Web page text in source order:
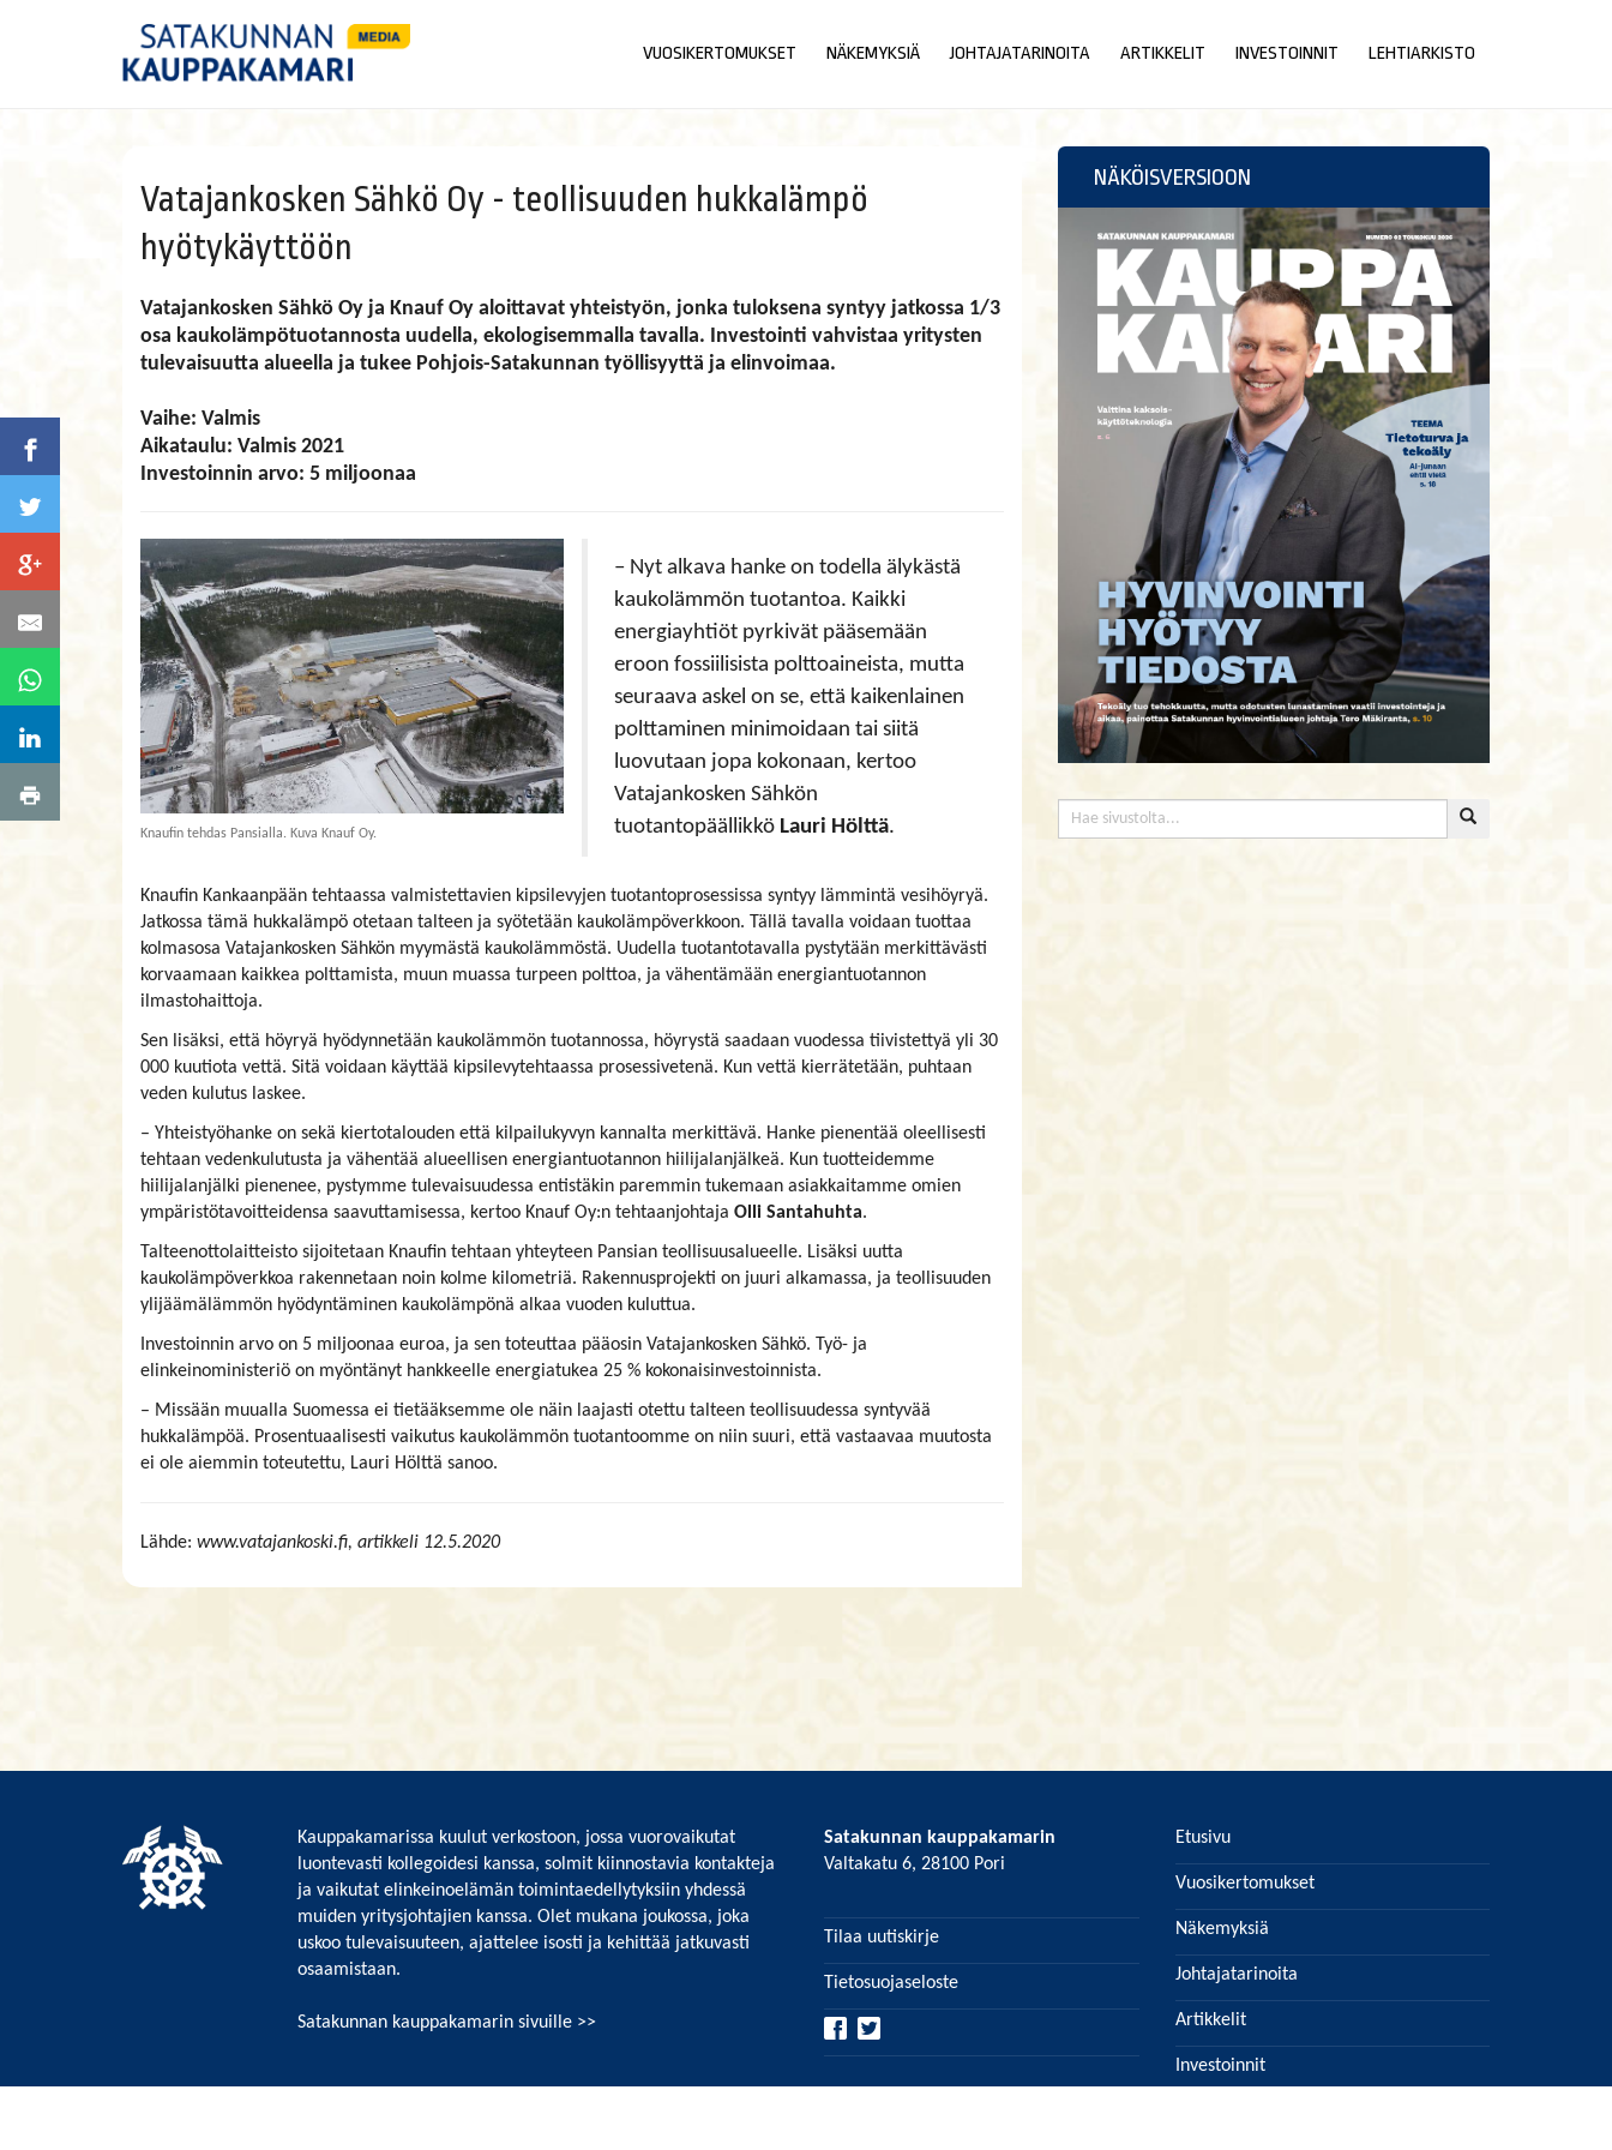
VUOSIKERTOMUKSET NÄKEMYKSIÄ JOHTAJATARINOITA ARTIKKELIT INVESTOINNIT LEHTIARKISTO
Vatajankosken Sähkö Oy - teollisuuden hukkalämpö
hyötykäyttöön
Vatajankosken Sähkö Oy ja Knauf Oy aloittavat yhteistyön, jonka tuloksena syntyy jatkossa 1/3
osa kaukolämpötuotannosta uudella, ekologisemmalla tavalla. Investointi vahvistaa yritysten
tulevaisuutta alueella ja tukee Pohjois-Satakunnan työllisyyttä ja elinvoimaa.
Vaihe: Valmis
Aikataulu: Valmis 2021
Investoinnin arvo: 5 miljoonaa
Knaufin tehdas Pansialla. Kuva Knauf Oy.
– Nyt alkava hanke on todella älykästä
kaukolämmön tuotantoa. Kaikki
energiayhtiöt pyrkivät pääsemään
eroon fossiilisista polttoaineista, mutta
seuraava askel on se, että kaikenlainen
polttaminen minimoidaan tai siitä
luovutaan jopa kokonaan, kertoo
Vatajankosken Sähkön
tuotantopäällikkö Lauri Hölttä.
Knaufin Kankaanpään tehtaassa valmistettavien kipsilevyjen tuotantoprosessissa syntyy lämmintä vesihöyryä.
Jatkossa tämä hukkalämpö otetaan talteen ja syötetään kaukolämpöverkkoon. Tällä tavalla voidaan tuottaa
kolmasosa Vatajankosken Sähkön myymästä kaukolämmöstä. Uudella tuotantotavalla pystytään merkittävästi
korvaamaan kaikkea polttamista, muun muassa turpeen polttoa, ja vähentämään energiantuotannon
ilmastohaittoja.
Sen lisäksi, että höyryä hyödynnetään kaukolämmön tuotannossa, höyrystä saadaan vuodessa tiivistettyä yli 30
000 kuutiota vettä. Sitä voidaan käyttää kipsilevytehtaassa prosessivetenä. Kun vettä kierrätetään, puhtaan
veden kulutus laskee.
– Yhteistyöhanke on sekä kiertotalouden että kilpailukyvyn kannalta merkittävä. Hanke pienentää oleellisesti
tehtaan vedenkulutusta ja vähentää alueellisen energiantuotannon hiilijalanjälkeä. Kun tuotteidemme
hiilijalanjälki pienenee, pystymme tulevaisuudessa entistäkin paremmin tukemaan asiakkaitamme omien
ympäristötavoitteidensa saavuttamisessa, kertoo Knauf Oy:n tehtaanjohtaja Olli Santahuhta.
Talteenottolaitteisto sijoitetaan Knaufin tehtaan yhteyteen Pansian teollisuusalueelle. Lisäksi uutta
kaukolämpöverkkoa rakennetaan noin kolme kilometriä. Rakennusprojekti on juuri alkamassa, ja teollisuuden
ylijäämälämmön hyödyntäminen kaukolämpönä alkaa vuoden kuluttua.
Investoinnin arvo on 5 miljoonaa euroa, ja sen toteuttaa pääosin Vatajankosken Sähkö. Työ- ja
elinkeinoministeriö on myöntänyt hankkeelle energiatukea 25 % kokonaisinvestoinnista.
– Missään muualla Suomessa ei tietääksemme ole näin laajasti otettu talteen teollisuudessa syntyvää
hukkalämpöä. Prosentuaalisesti vaikutus kaukolämmön tuotantoomme on niin suuri, että vastaavaa muutosta
ei ole aiemmin toteutettu, Lauri Hölttä sanoo.
Lähde: www.vatajankoski.fi, artikkeli 12.5.2020
NÄKÖISVERSIOON
Kauppakamarissa kuulut verkostoon, jossa vuorovaikutat
luontevasti kollegoidesi kanssa, solmit kiinnostavia kontakteja
ja vaikutat elinkeinoelämän toimintaedellytyksiin yhdessä
muiden yritysjohtajien kanssa. Olet mukana joukossa, joka
uskoo tulevaisuuteen, ajattelee isosti ja kehittää jatkuvasti
osaamistaan.
Satakunnan kauppakamarin sivuille >>
Satakunnan kauppakamarin
Valtakatu 6, 28100 Pori
Tilaa uutiskirje
Tietosuojaseloste
Etusivu
Vuosikertomukset
Näkemyksiä
Johtajatarinoita
Artikkelit
Investoinnit